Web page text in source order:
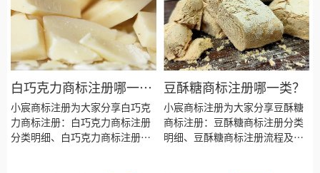
白巧克力商标注册哪一
类？
小宸商标注册为大家分享白巧克
力商标注册：白巧克力商标注册
分类明细、白巧克力商标注册流
豆酥糖商标注册哪一类？
小宸商标注册为大家分享豆酥糖
商标注册：豆酥糖商标注册分类
明细、豆酥糖商标注册流程及费